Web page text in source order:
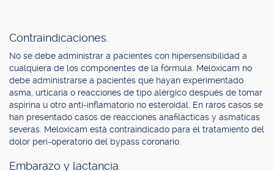
Contraindicaciones.
No se debe administrar a pacientes con hipersensibilidad a
cualquiera de los componentes de la fórmula. Meloxicam no
debe administrarse a pacientes que hayan experimentado
asma, urticaria o reacciones de tipo alérgico después de tomar
aspirina u otro anti-inflamatorio no esteroidal. En raros casos se
han presentado casos de reacciones anafilácticas y asmáticas
severas. Meloxicam está contraindicado para el tratamiento del
dolor peri-operatorio del bypass coronario.
Embarazo y lactancia.